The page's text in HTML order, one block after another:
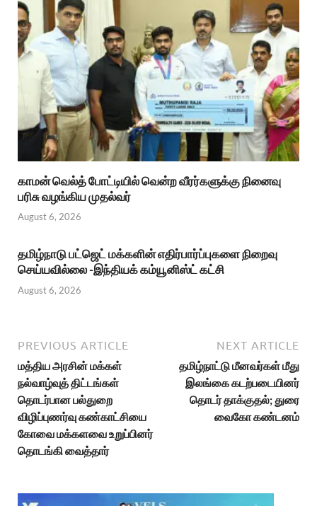
காமன் வெல்த் போட்டியில் வென்ற வீரர்களுக்கு நினைவு
பரிசு வழங்கிய முதல்வர்
August 6, 2026
தமிழ்நாடு பட்ஜெட் மக்களின் எதிர்பார்ப்புகளை நிறைவு
செய்யவில்லை -இந்தியக் கம்யூனிஸ்ட் கட்சி
August 6, 2026
PREVIOUS ARTICLE
மத்திய அரசின் மக்கள்
நல்வாழ்வுத் திட்டங்கள்
தொடர்பான பல்துறை
விழிப்புணர்வு கண்காட்சியை
கோவை மக்களவை உறுப்பினர்
தொடங்கி வைத்தார்
NEXT ARTICLE
தமிழ்நாட்டு மீனவர்கள் மீது
இலங்கை கடற்படையினர்
தொடர் தாக்குதல்; துரை
வைகோ கண்டனம்